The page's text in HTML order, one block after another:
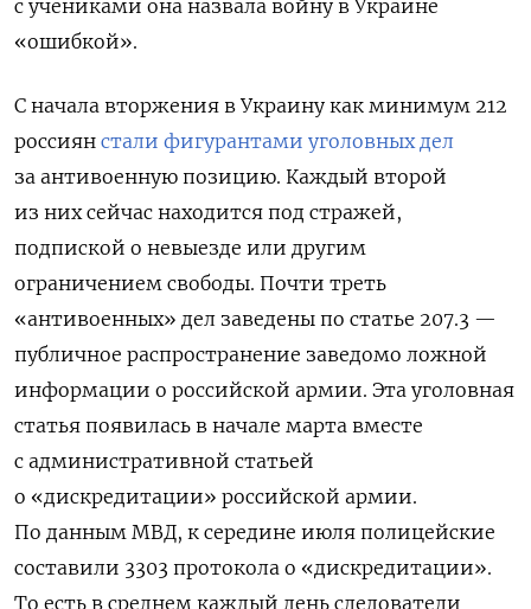
с учениками она назвала войну в Украине
«ошибкой».
С начала вторжения в Украину как минимум 212
россиян стали фигурантами уголовных дел
за антивоенную позицию. Каждый второй
из них сейчас находится под стражей,
подпиской о невыезде или другим
ограничением свободы. Почти треть
«антивоенных» дел заведены по статье 207.3 —
публичное распространение заведомо ложной
информации о российской армии. Эта уголовная
статья появилась в начале марта вместе
с административной статьей
о «дискредитации» российской армии.
По данным МВД, к середине июля полицейские
составили 3303 протокола о «дискредитации».
То есть в среднем каждый день следователи